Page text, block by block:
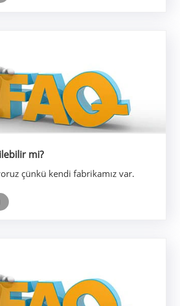
mi?
çünkü kendi fabrikamız var.